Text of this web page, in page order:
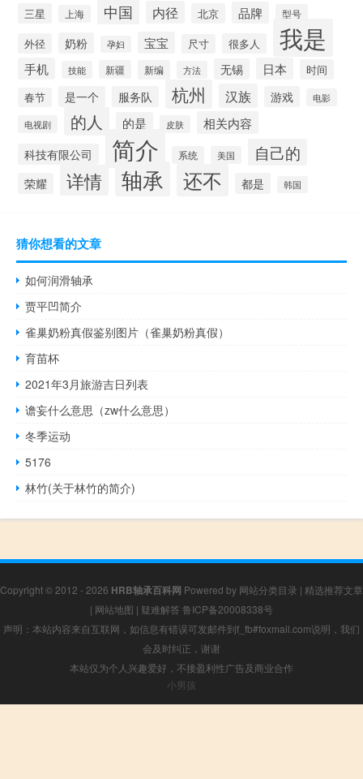
三星 上海 中国 内径 北京 品牌 型号
外径 奶粉 孕妇 宝宝 尺寸 很多人 我是
手机 技能 新疆 新编 方法 无锡 日本 时间
春节 是一个 服务队 杭州 汉族 游戏 电影
电视剧 的人 的是 皮肤 相关内容
科技有限公司 简介 系统 美国 自己的
荣耀 详情 轴承 还不 都是 韩国
猜你想看的文章
如何润滑轴承
贾平凹简介
雀巢奶粉真假鉴别图片（雀巢奶粉真假）
育苗杯
2021年3月旅游吉日列表
谵妄什么意思（zw什么意思）
冬季运动
5176
林竹(关于林竹的简介)
Copyright © 2012 - 2026 HRB轴承百科网 Powered by 网站分类目录 | 精选推荐文章
| 网站地图 | 疑难解答 鲁ICP备20008338号
声明：本站内容来自互联网，如信息有错误可发邮件到f_fb#foxmail.com说明，我们
会及时纠正，谢谢
本站仅为个人兴趣爱好，不接盈利性广告及商业合作
小男孩